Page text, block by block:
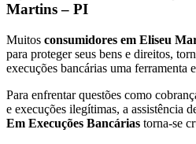
Martins – PI
Muitos consumidores em Eliseu
para proteger seus bens e direitos,
execuções bancárias uma ferramenta
Para enfrentar questões como
e execuções ilegítimas, a assistência
Em Execuções Bancárias torna-se